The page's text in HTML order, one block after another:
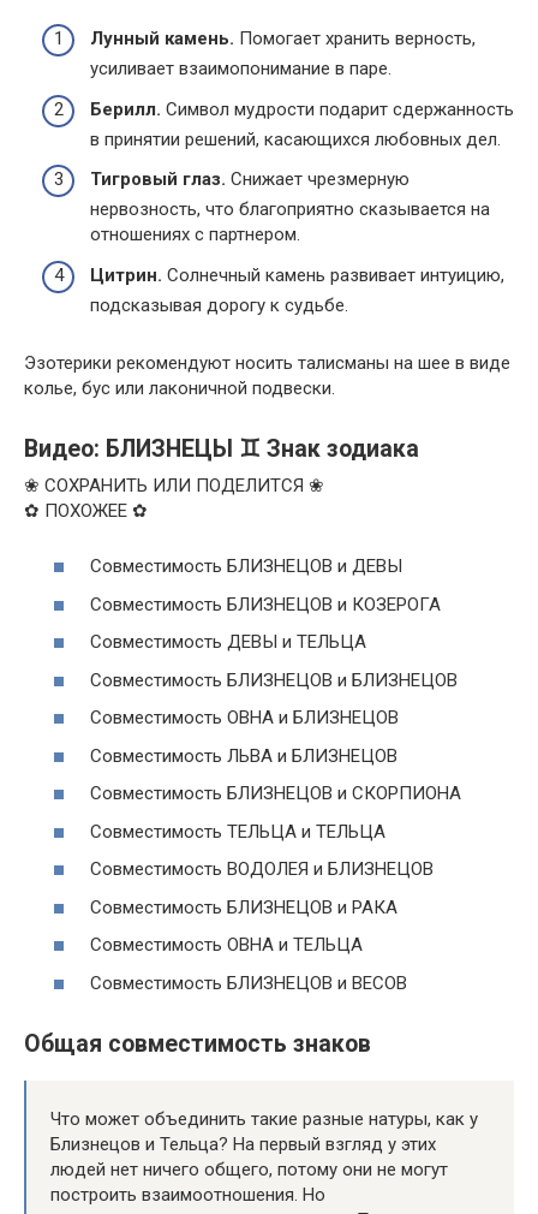
Лунный камень. Помогает хранить верность,
усиливает взаимопонимание в паре.
Берилл. Символ мудрости подарит сдержанность
в принятии решений, касающихся любовных дел.
Тигровый глаз. Снижает чрезмерную
нервозность, что благоприятно сказывается на
отношениях с партнером.
Цитрин. Солнечный камень развивает интуицию,
подсказывая дорогу к судьбе.
Эзотерики рекомендуют носить талисманы на шее в виде
колье, бус или лаконичной подвески.
Видео: БЛИЗНЕЦЫ ♊ Знак зодиака
❀ СОХРАНИТЬ ИЛИ ПОДЕЛИТСЯ ❀
✿ ПОХОЖЕЕ ✿
Совместимость БЛИЗНЕЦОВ и ДЕВЫ
Совместимость БЛИЗНЕЦОВ и КОЗЕРОГА
Совместимость ДЕВЫ и ТЕЛЬЦА
Совместимость БЛИЗНЕЦОВ и БЛИЗНЕЦОВ
Совместимость ОВНА и БЛИЗНЕЦОВ
Совместимость ЛЬВА и БЛИЗНЕЦОВ
Совместимость БЛИЗНЕЦОВ и СКОРПИОНА
Совместимость ТЕЛЬЦА и ТЕЛЬЦА
Совместимость ВОДОЛЕЯ и БЛИЗНЕЦОВ
Совместимость БЛИЗНЕЦОВ и РАКА
Совместимость ОВНА и ТЕЛЬЦА
Совместимость БЛИЗНЕЦОВ и ВЕСОВ
Общая совместимость знаков
Что может объединить такие разные натуры, как у
Близнецов и Тельца? На первый взгляд у этих
людей нет ничего общего, потому они не могут
построить взаимоотношения. Но